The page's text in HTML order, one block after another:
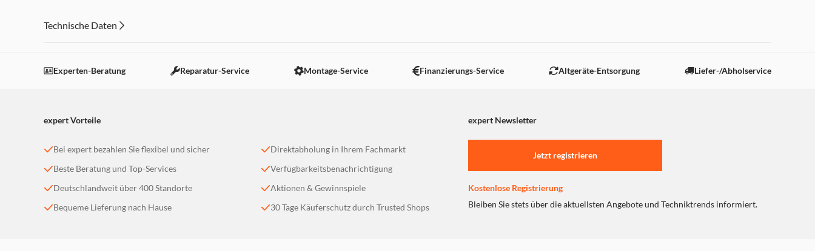
Technische Daten
Experten-Beratung Reparatur-Service Montage-Service Finanzierungs-Service Altgeräte-Entsorgung Liefer-/Abholservice
expert Vorteile expert Newsletter
Bei expert bezahlen Sie flexibel und sicher
Beste Beratung und Top-Services
Deutschlandweit über 400 Standorte
Bequeme Lieferung nach Hause
Direktabholung in Ihrem Fachmarkt
Verfügbarkeitsbenachrichtigung
Aktionen & Gewinnspiele
30 Tage Käuferschutz durch Trusted Shops
Jetzt registrieren
Kostenlose Registrierung
Bleiben Sie stets über die aktuellsten Angebote und Techniktrends informiert.